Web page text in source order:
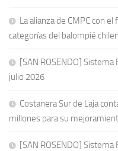
La alianza de CMPC con
categorías del balompié
[SAN ROSENDO]
julio 2026
Costanera Sur de Laja
millones para su
[SAN ROSENDO]